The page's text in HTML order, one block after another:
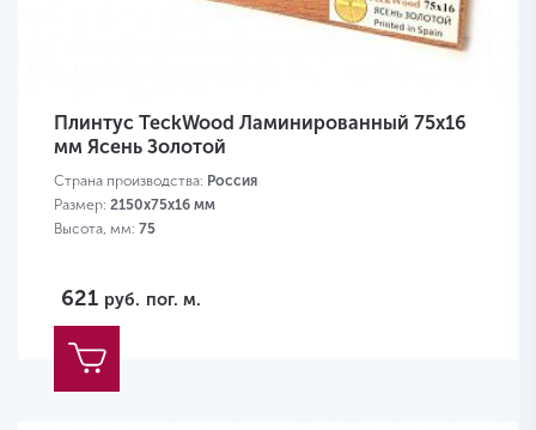
Плинтус TeckWood Ламинированный 75х16
мм Ясень Золотой
Страна производства: Россия
Размер: 2150х75х16 мм
Высота, мм: 75
621 руб. пог. м.